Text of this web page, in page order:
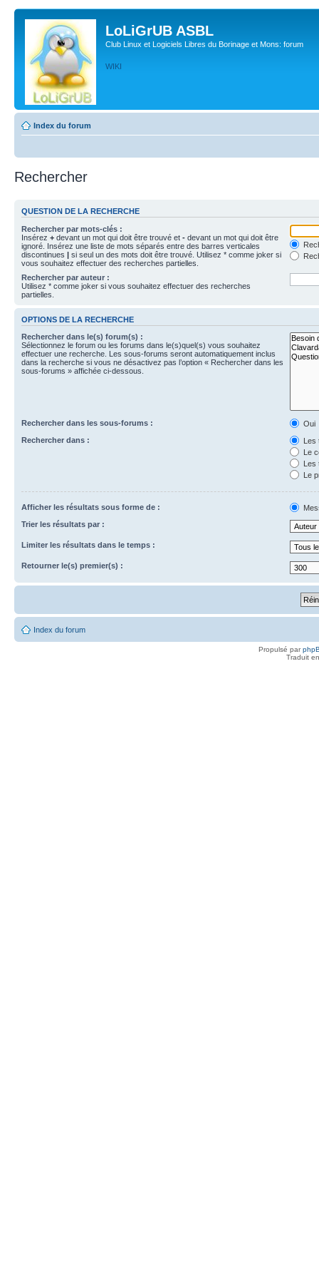
LoLiGrUB ASBL
Club Linux et Logiciels Libres du Borinage et Mons: forum
WIKI
Index du forum
Rechercher
QUESTION DE LA RECHERCHE
Rechercher par mots-clés :
Insérez + devant un mot qui doit être trouvé et - devant un mot qui doit être
ignoré. Insérez une liste de mots séparés entre des barres verticales
discontinues | si seul un des mots doit être trouvé. Utilisez * comme joker si
vous souhaitez effectuer des recherches partielles.
Rechercher par auteur :
Utilisez * comme joker si vous souhaitez effectuer des recherches
partielles.
OPTIONS DE LA RECHERCHE
Rechercher dans le(s) forum(s) :
Sélectionnez le forum ou les forums dans le(s)quel(s) vous souhaitez
effectuer une recherche. Les sous-forums seront automatiquement inclus
dans la recherche si vous ne désactivez pas l’option « Rechercher dans les
sous-forums » affichée ci-dessous.
Rechercher dans les sous-forums :
Oui
Rechercher dans :
Les
Le
Les
Le
Afficher les résultats sous forme de :
Trier les résultats par :
Limiter les résultats dans le temps :
Retourner le(s) premier(s) :
Index du forum
Propulsé par
Traduit